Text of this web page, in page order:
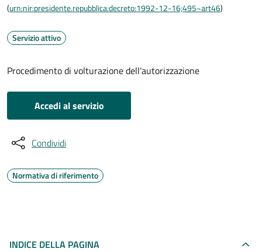
(urn:nir:presidente.repubblica:decreto:1992-12-16;495~art46)
Servizio attivo
Procedimento di volturazione dell'autorizzazione
Accedi al servizio
Condividi
Normativa di riferimento
INDICE DELLA PAGINA